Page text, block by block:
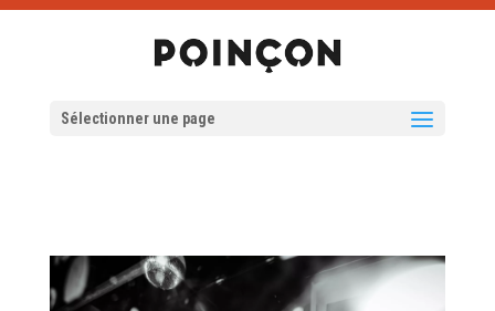
Sélectionner une page